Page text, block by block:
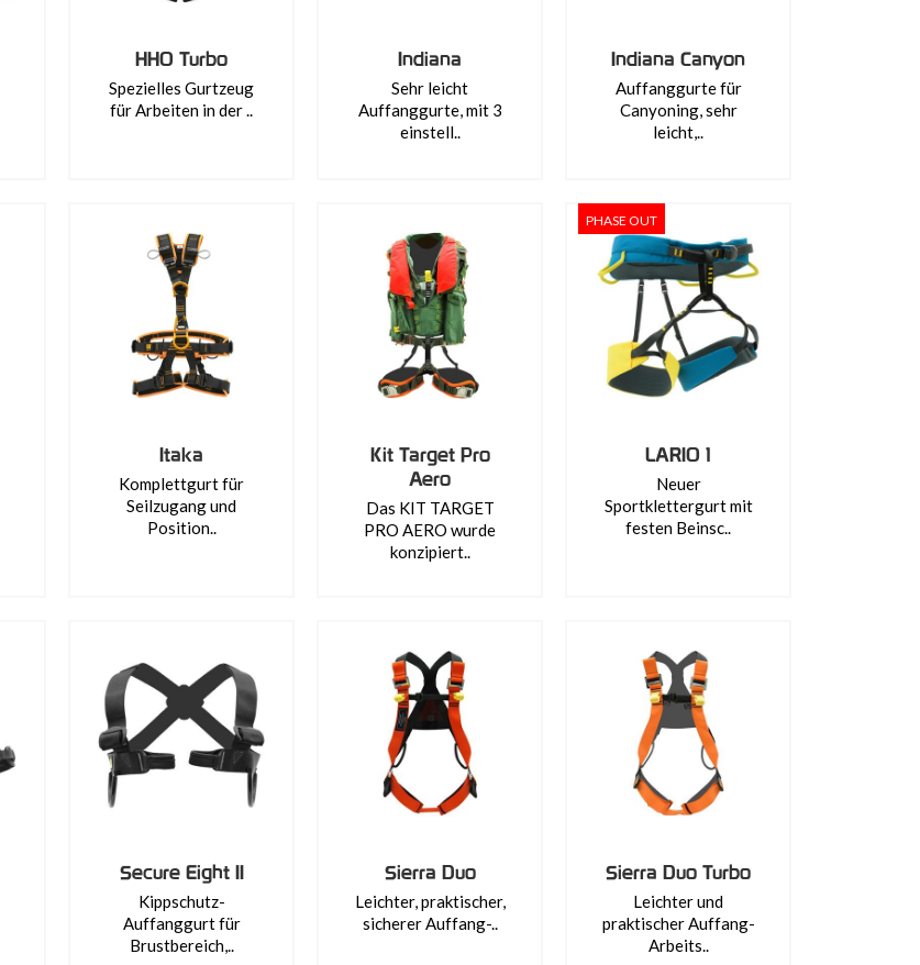
HHO Turbo
Spezielles Gurtzeug
für Arbeiten in der ..
Indiana
Sehr leicht
Auffanggurte, mit 3
einstell..
Indiana Canyon
Auffanggurte für
Canyoning, sehr
leicht,..
Itaka
Komplettgurt für
Seilzugang und
Position..
Kit Target Pro
Aero
Das KIT TARGET
PRO AERO wurde
konzipiert..
PHASE OUT
LARIO 1
Neuer
Sportklettergurt mit
festen Beinsc..
Secure Eight II
Kippschutz-
Auffanggurt für
Brustbereich,..
Sierra Duo
Leichter, praktischer,
sicherer Auffang-..
Sierra Duo Turbo
Leichter und
praktischer Auffang-
Arbeits..